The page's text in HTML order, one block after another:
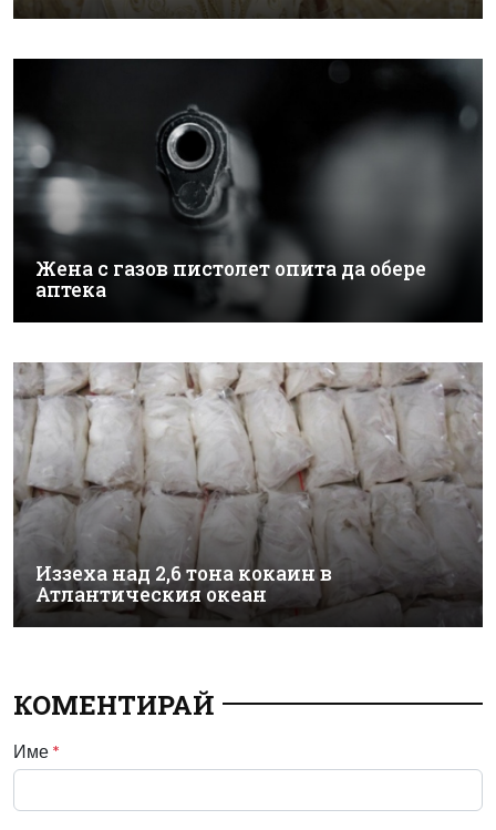
Жена с газов пистолет опита да обере
аптека
Иззеха над 2,6 тона кокаин в
Атлантическия океан
КОМЕНТИРАЙ
Име *